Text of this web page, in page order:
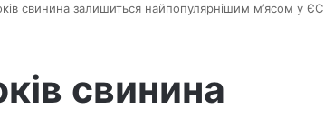
свинина залишиться найпопулярнішим м’ясом у ЄС
свинина